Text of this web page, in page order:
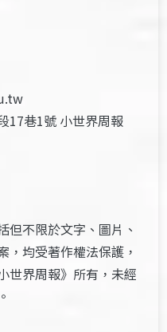
17巷1號 小世界周報
但不限於文字、圖片、
，均受著作權法保護，
世界周報》所有，未經